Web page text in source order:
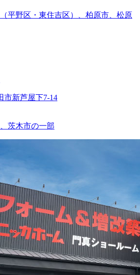
平野区・東住吉区）、柏原市、松原
市新芦屋下7-14
茨木市の一部